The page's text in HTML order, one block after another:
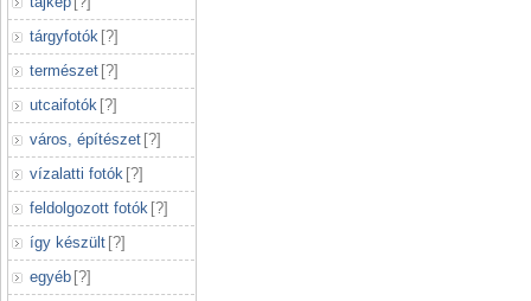
tárgyfotók [?]
természet [?]
utcaifotók [?]
város, építészet [?]
vízalatti fotók [?]
feldolgozott fotók [?]
így készült [?]
egyéb [?]